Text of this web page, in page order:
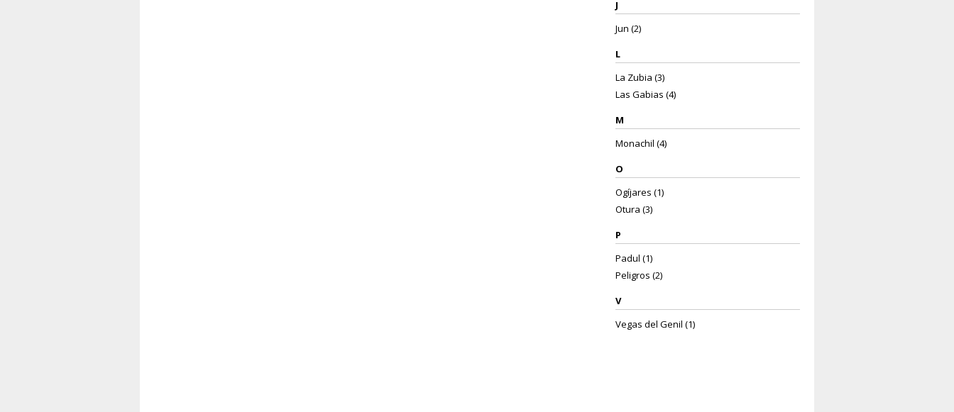
J
Jun (2)
L
La Zubia (3)
Las Gabias (4)
M
Monachil (4)
O
Ogíjares (1)
Otura (3)
P
Padul (1)
Peligros (2)
V
Vegas del Genil (1)